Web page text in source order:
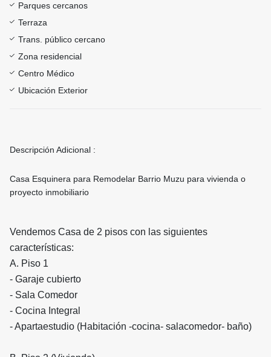
Parques cercanos
Terraza
Trans. público cercano
Zona residencial
Centro Médico
Ubicación Exterior
Descripción Adicional :
Casa Esquinera para Remodelar Barrio Muzu para vivienda o
proyecto inmobiliario
Vendemos Casa de 2 pisos con las siguientes
características:
A. Piso 1
- Garaje cubierto
- Sala Comedor
- Cocina Integral
- Apartaestudio (Habitación -cocina- salacomedor- baño)